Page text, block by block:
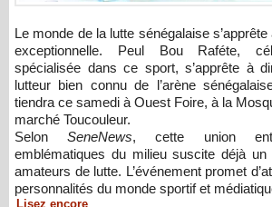
Le monde de la lutte sénégalaise s’apprête à célébrer une union
exceptionnelle. Peul Bou Raféte,
spécialisée dans ce sport, s’apprête à
lutteur bien connu de l’arène
tiendra ce samedi à Ouest Foire, à la
marché Toucouleur.
SelonSeneNews, cette union
emblématiques du milieu suscite déjà
amateurs de lutte. L’événement promet
personnalités du monde sportif et
Lisez encore